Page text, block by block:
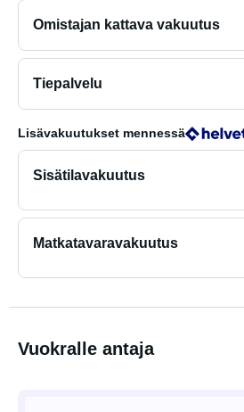
Omistajan kattava vakuutus
Tiepalvelu
Lisävakuutukset mennessä
Sisätilavakuutus
Matkatavaravakuutus
Vuokralle antaja